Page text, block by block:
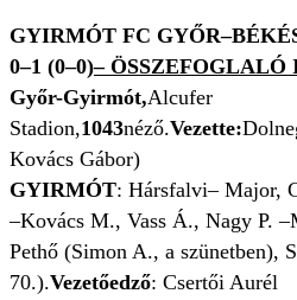
GYIRMÓT FC
0–1 (0–0)– ÖSSZEFOGLALÓ
Győr-Gyirmót,Alcufer
Stadion,1043néző.Vezette:
Kovács Gábor)
GYIRMÓT: Hársfalvi– Major,
–Kovács M., Vass Á., Nagy P.
Pethő (Simon A., a szünetben),
70.).Vezetőedző: Csertői Aurél